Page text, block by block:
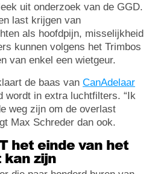
uit onderzoek van de GGD.
last krijgen van
als hoofdpijn, misselijkheid
kunnen volgens het Trimbos
van enkel een wietgeur.
de baas van CanAdelaar
wordt in extra luchtfilters. “Ik
weg zijn om de overlast
Max Schreder dan ook.
het einde van het
zijn